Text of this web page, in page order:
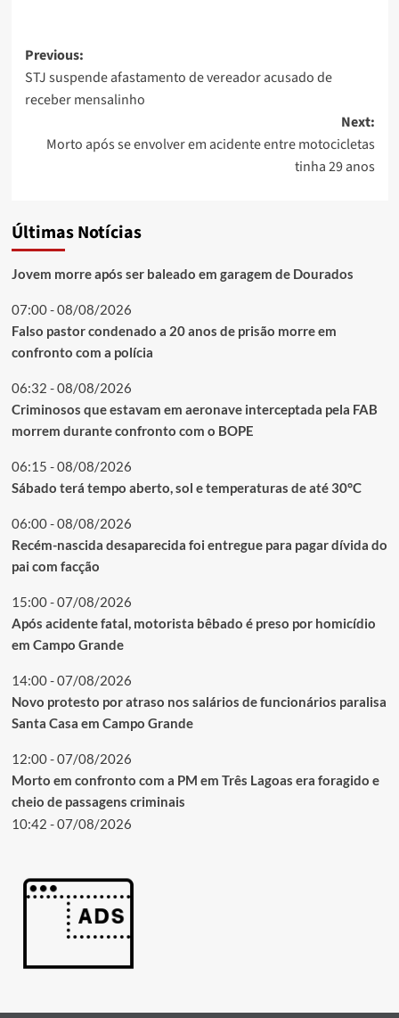
Post
navigation
Previous:
STJ suspende afastamento de vereador acusado de
receber mensalinho
Next:
Morto após se envolver em acidente entre motocicletas
tinha 29 anos
Últimas Notícias
Jovem morre após ser baleado em garagem de Dourados
07:00 - 08/08/2026
Falso pastor condenado a 20 anos de prisão morre em
confronto com a polícia
06:32 - 08/08/2026
Criminosos que estavam em aeronave interceptada pela FAB
morrem durante confronto com o BOPE
06:15 - 08/08/2026
Sábado terá tempo aberto, sol e temperaturas de até 30°C
06:00 - 08/08/2026
Recém-nascida desaparecida foi entregue para pagar dívida do
pai com facção
15:00 - 07/08/2026
Após acidente fatal, motorista bêbado é preso por homicídio
em Campo Grande
14:00 - 07/08/2026
Novo protesto por atraso nos salários de funcionários paralisa
Santa Casa em Campo Grande
12:00 - 07/08/2026
Morto em confronto com a PM em Três Lagoas era foragido e
cheio de passagens criminais
10:42 - 07/08/2026